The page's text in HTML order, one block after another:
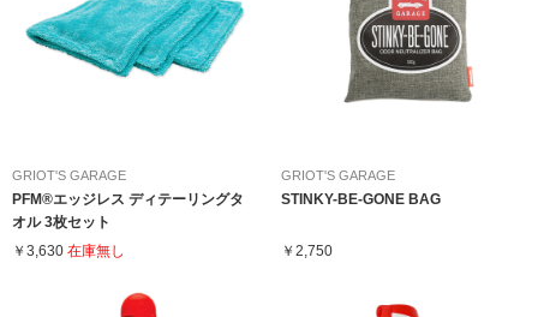
GRIOT'S GARAGE
PFM®エッジレス ディテーリングタ
オル 3枚セット
￥3,630 在庫無し
GRIOT'S GARAGE
STINKY-BE-GONE BAG
￥2,750